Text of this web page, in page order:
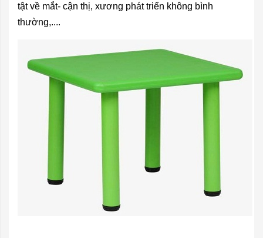
tật về mắt- cận thị, xương phát triển không bình
thường,....